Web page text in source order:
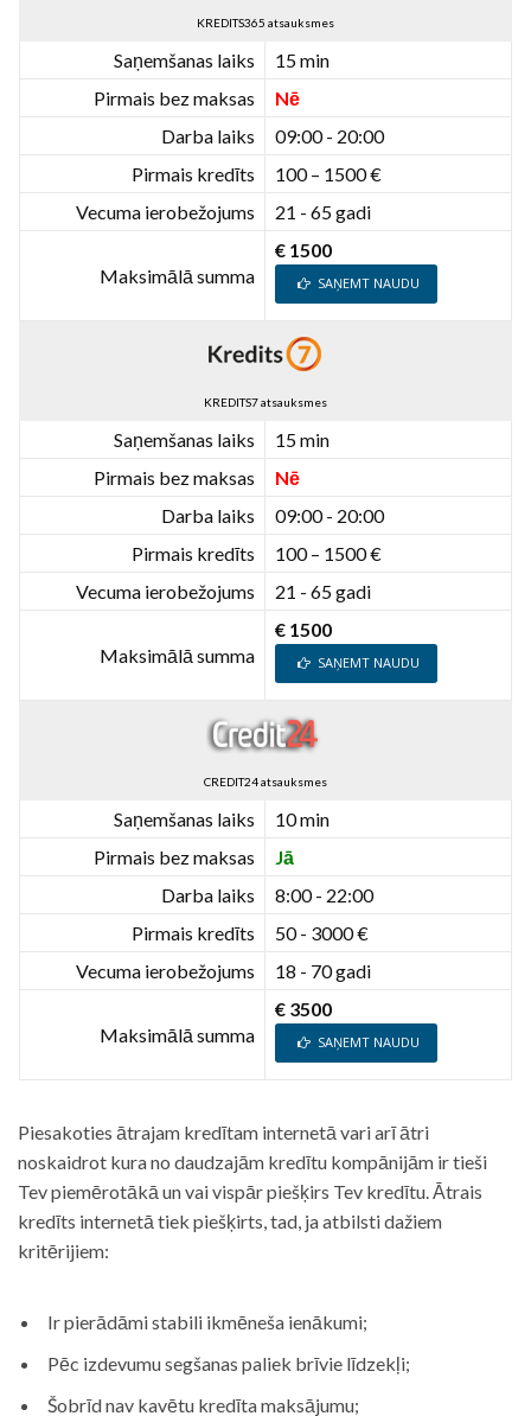
KREDITS365 atsauksmes
Saņemšanas laiks
15 min
Pirmais bez maksas
Nē
Darba laiks
09:00 - 20:00
Pirmais kredīts
100 – 1500 €
Vecuma ierobežojums
21 - 65 gadi
Maksimālā summa
€ 1500
SAŅEMT NAUDU
KREDITS7 atsauksmes
Saņemšanas laiks
15 min
Pirmais bez maksas
Nē
Darba laiks
09:00 - 20:00
Pirmais kredīts
100 – 1500 €
Vecuma ierobežojums
21 - 65 gadi
Maksimālā summa
€ 1500
SAŅEMT NAUDU
CREDIT24 atsauksmes
Saņemšanas laiks
10 min
Pirmais bez maksas
Jā
Darba laiks
8:00 - 22:00
Pirmais kredīts
50 - 3000 €
Vecuma ierobežojums
18 - 70 gadi
Maksimālā summa
€ 3500
SAŅEMT NAUDU
Piesakoties ātrajam kredītam internetā vari arī ātri
noskaidrot kura no daudzajām kredītu kompānijām ir tieši
Tev piemērotākā un vai vispār piešķirs Tev kredītu. Ātrais
kredīts internetā tiek piešķirts, tad, ja atbilsti dažiem
kritērijiem:
Ir pierādāmi stabili ikmēneša ienākumi;
Pēc izdevumu segšanas paliek brīvie līdzekļi;
Šobrīd nav kavētu kredīta maksājumu;